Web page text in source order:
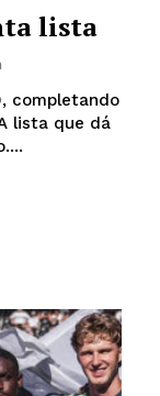
lista
completando